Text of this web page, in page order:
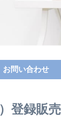
お問い合わせ
登録販